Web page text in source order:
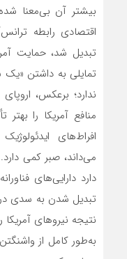
بیشتر آن بی‌معنا
اقتصادی رابطه‌
تبدیل شد، حمایت
تمایلی به داشتن «یک
ندارد؛ برعکس،
منافع آمریکا را
افراط‌های
می‌داند، صبر کمی
دارد دارایی‌های
تبدیل شدن به سدی در
نتیجه نیروهای آمریکا
به‌طور کامل از